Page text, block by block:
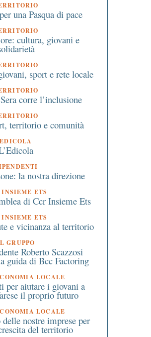
una Pasqua di pace
cultura, giovani e
sport e rete locale
corre l’inclusione
territorio e comunità
EDICOLA
la nostra direzione
INSIEME ETS
di Ccr Insieme Ets
INSIEME ETS
e vicinanza al territorio
GRUPPO
Roberto Scazzosi
guida di Bcc Factoring
LOCALE
per aiutare i giovani a
il proprio futuro
LOCALE
nostre imprese per
del territorio